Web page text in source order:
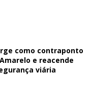
como contraponto
e reacende
viária